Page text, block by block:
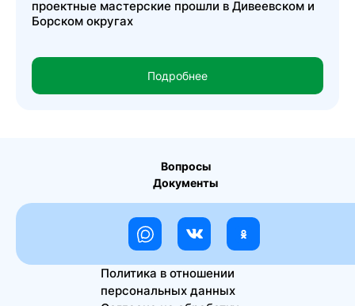
проектные мастерские прошли в Дивеевском и
Борском округах
Подробнее
Вопросы
Документы
Политика в отношении
персональных данных